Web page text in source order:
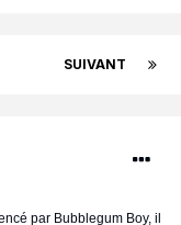
SUIVANT
par Bubblegum Boy, il